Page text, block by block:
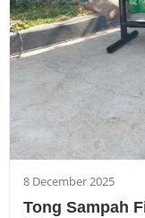
8 December 2025
Tong Sampah